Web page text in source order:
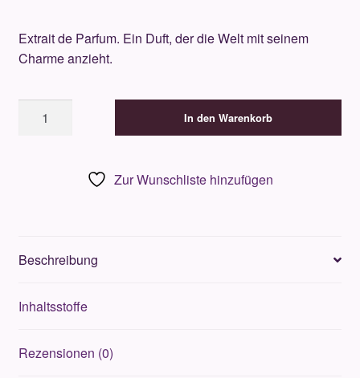
Extrait de Parfum. Ein Duft, der die Welt mit seinem
Charme anzieht.
Parfums
pour
50ml
In den Warenkorb
Zur Wunschliste hinzufügen
Beschreibung
Inhaltsstoffe
Rezensionen (0)